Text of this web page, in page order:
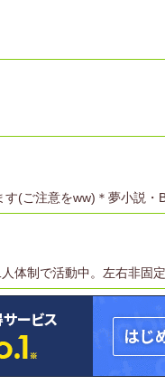
(ご注意をww)＊夢小説
体制で活動中。左右非固定